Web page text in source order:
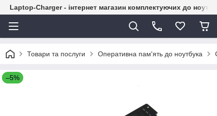
Laptop-Charger - інтернет магазин комплектуючих до
Товари та послуги Оперативна пам'ять до ноутбука
–5%